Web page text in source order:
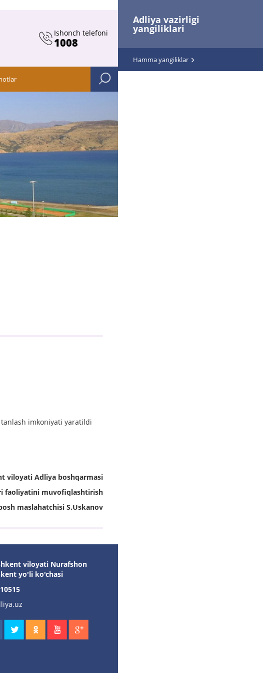
Adliya vazirligi
yangiliklari
Hamma yangiliklar
Ishonch telefoni
1008
imkoniyati yaratildi
viloyati Adliya boshqarmasi
faoliyatini muvofiqlashtirish
maslahatchisi S.Uskanov
viloyati Nurafshon
yo'li ko'chasi